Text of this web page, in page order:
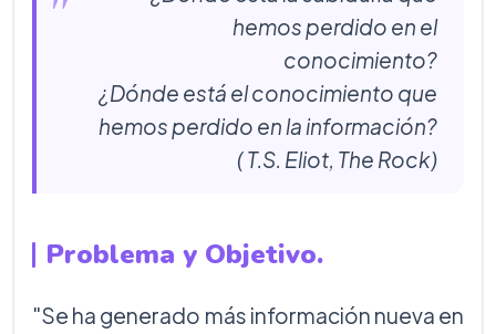
hemos perdido en el
conocimiento?
¿Dónde está el conocimiento que
hemos perdido en la información?
( T.S. Eliot, The Rock)
Problema y Objetivo.
"Se ha generado más información nueva en